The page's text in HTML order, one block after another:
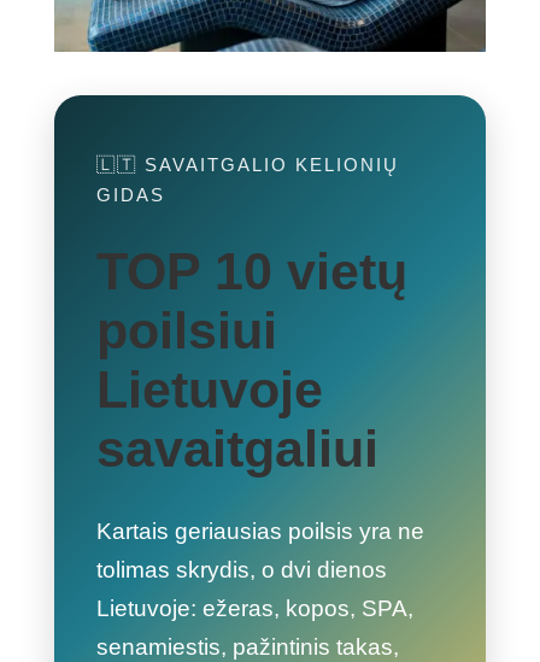
🇱🇹 SAVAITGALIO KELIONIŲ
GIDAS
TOP 10 vietų
poilsiui
Lietuvoje
savaitgaliui
Kartais geriausias poilsis yra ne
tolimas skrydis, o dvi dienos
Lietuvoje: ežeras, kopos, SPA,
senamiestis, pažintinis takas,